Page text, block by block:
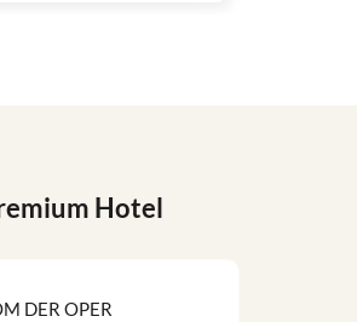
Hotel
DER OPER